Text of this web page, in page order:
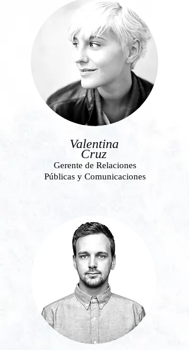
Valentina
Cruz
Gerente de Relaciones
Públicas y Comunicaciones